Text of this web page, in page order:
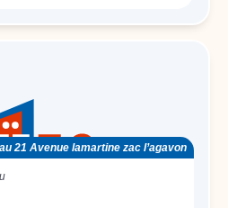
21 Avenue lamartine zac l’agavon